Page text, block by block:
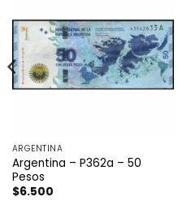
ARGENTINA
Argentina – P362a – 50
Pesos
$6.500